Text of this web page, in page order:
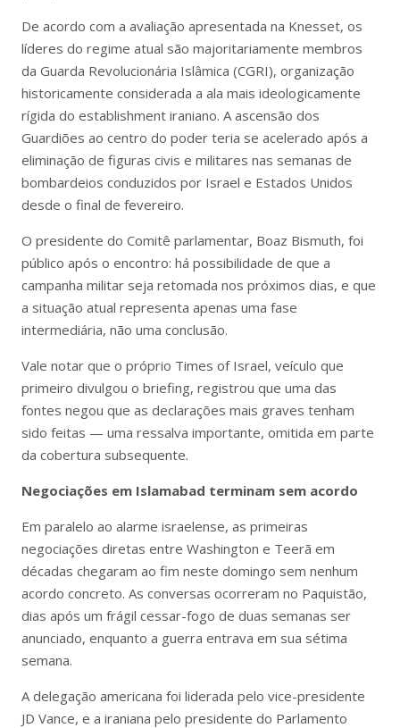
De acordo com a avaliação apresentada na Knesset, os
líderes do regime atual são majoritariamente membros
da Guarda Revolucionária Islâmica (CGRI), organização
historicamente considerada a ala mais ideologicamente
rígida do establishment iraniano. A ascensão dos
Guardiões ao centro do poder teria se acelerado após a
eliminação de figuras civis e militares nas semanas de
bombardeios conduzidos por Israel e Estados Unidos
desde o final de fevereiro.
O presidente do Comitê parlamentar, Boaz Bismuth, foi
público após o encontro: há possibilidade de que a
campanha militar seja retomada nos próximos dias, e que
a situação atual representa apenas uma fase
intermediária, não uma conclusão.
Vale notar que o próprio Times of Israel, veículo que
primeiro divulgou o briefing, registrou que uma das
fontes negou que as declarações mais graves tenham
sido feitas — uma ressalva importante, omitida em parte
da cobertura subsequente.
Negociações em Islamabad terminam sem acordo
Em paralelo ao alarme israelense, as primeiras
negociações diretas entre Washington e Teerã em
décadas chegaram ao fim neste domingo sem nenhum
acordo concreto. As conversas ocorreram no Paquistão,
dias após um frágil cessar-fogo de duas semanas ser
anunciado, enquanto a guerra entrava em sua sétima
semana.
A delegação americana foi liderada pelo vice-presidente
JD Vance, e a iraniana pelo presidente do Parlamento